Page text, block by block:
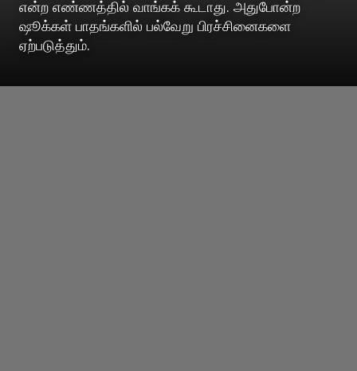
என்ற எண்ணத்தில் வாங்கக் கூடாது. அதுபோன்ற
ஷூக்கள் பாதங்களில் பல்வேறு பிரச்சினைகளை
ஏற்படுத்தும்.